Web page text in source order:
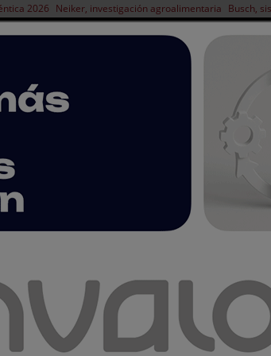
2026 Neiker, investigación agroalimentaria Busch,
ARTÍCULOS
nuevas máquinas en Conxemar 2022